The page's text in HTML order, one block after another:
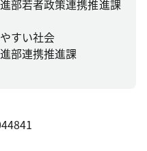
部若者政策連携推進課
すい社会
部連携推進課